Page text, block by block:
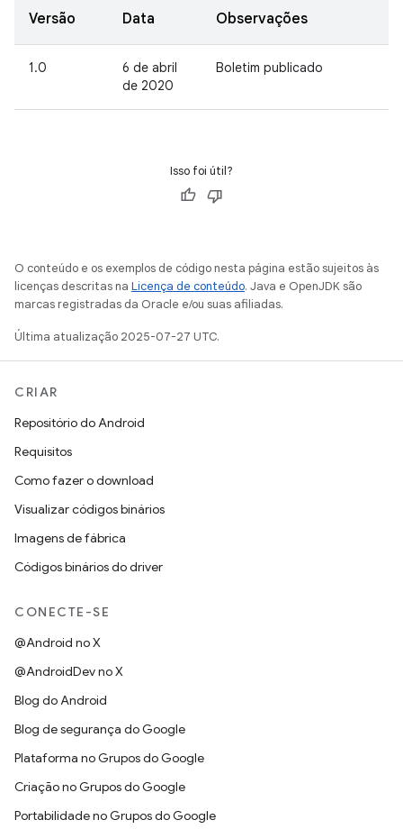
Versão Data Observações
1.0
6 de abril
de 2020
Boletim publicado
Isso foi útil?
O conteúdo e os exemplos de código nesta página estão sujeitos às
licenças descritas na Licença de conteúdo. Java e OpenJDK são
marcas registradas da Oracle e/ou suas afiliadas.
Última atualização 2025-07-27 UTC.
CRIAR
Repositório do Android
Requisitos
Como fazer o download
Visualizar códigos binários
Imagens de fábrica
Códigos binários do driver
CONECTE-SE
@Android no X
@AndroidDev no X
Blog do Android
Blog de segurança do Google
Plataforma no Grupos do Google
Criação no Grupos do Google
Portabilidade no Grupos do Google